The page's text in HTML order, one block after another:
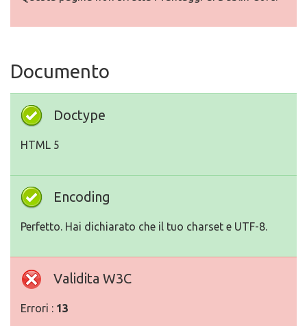
Documento
Doctype
HTML 5
Encoding
Perfetto. Hai dichiarato che il tuo charset e UTF-8.
Validita W3C
Errori : 13